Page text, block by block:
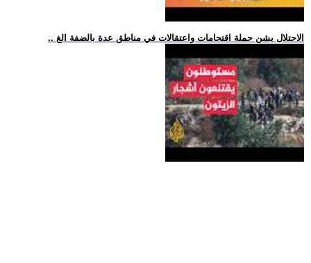
.. الاحتلال يشن حملة اقتحامات واعتقالات في مناطق عدة بالضفة الغ